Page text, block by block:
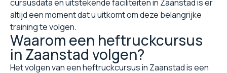
cursusdata en uitstekende faciliteiten in Zaanstad is er
altijd een moment dat u uitkomt om deze belangrijke
training te volgen.
Waarom een heftruckcursus
in Zaanstad volgen?
Het volgen van een heftruckcursus in Zaanstad is een